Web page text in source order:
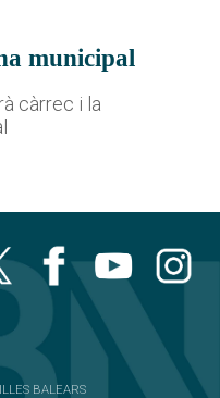
municipal
càrrec i la
BALEARS